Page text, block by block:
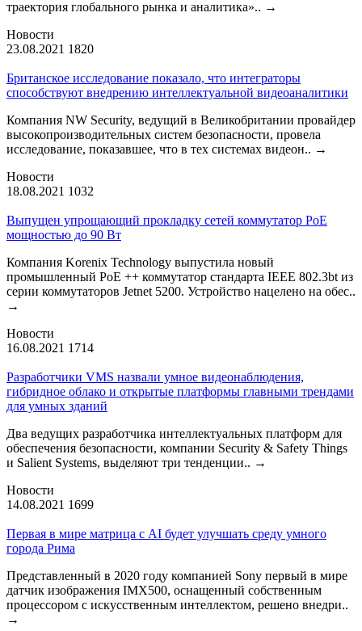
траектория глобального рынка и аналитика».. →
Новости
23.08.2021 1820
Британское исследование показало, что интеграторы
способствуют внедрению интеллектуальной видеоаналитики
Компания NW Security, ведущий в Великобритании провайдер
высокопроизводительных систем безопасности, провела
исследование, показавшее, что в тех системах видеон.. →
Новости
18.08.2021 1032
Выпущен упрощающий прокладку сетей коммутатор PoE
мощностью до 90 Вт
Компания Korenix Technology выпустила новый
промышленный PoE ++ коммутатор стандарта IEEE 802.3bt из
серии коммутаторов Jetnet 5200. Устройство нацелено на обес..
→
Новости
16.08.2021 1714
Разработчики VMS назвали умное видеонаблюдения,
гибридное облако и открытые платформы главными трендами
для умных зданий
Два ведущих разработчика интеллектуальных платформ для
обеспечения безопасности, компании Security & Safety Things
и Salient Systems, выделяют три тенденции.. →
Новости
14.08.2021 1699
Первая в мире матрица с AI будет улучшать среду умного
города Рима
Представленный в 2020 году компанией Sony первый в мире
датчик изображения IMX500, оснащенный собственным
процессором с искусственным интеллектом, решено внедри..
→